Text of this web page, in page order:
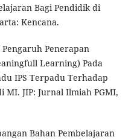
Bagi Pendidik di
Kencana.
Penerapan
Learning) Pada
IPS Terpadu Terhadap
MI. JIP: Jurnal Ilmiah PGMI,
Bahan Pembelajaran